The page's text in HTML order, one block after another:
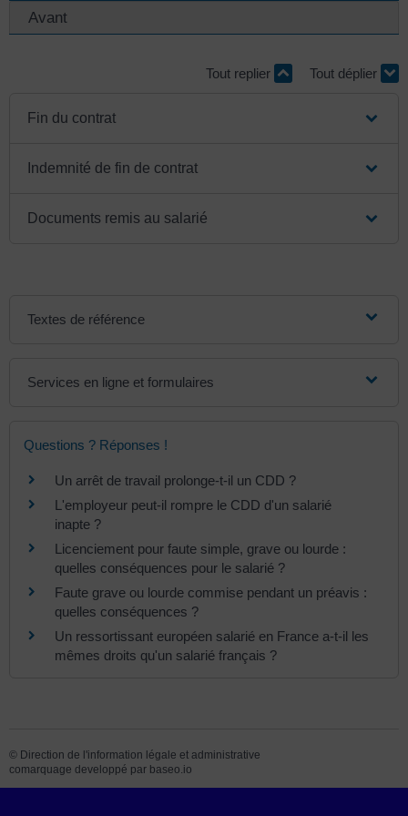
Avant
Tout replier Tout déplier
Fin du contrat
Indemnité de fin de contrat
Documents remis au salarié
Textes de référence
Services en ligne et formulaires
Questions ? Réponses !
Un arrêt de travail prolonge-t-il un CDD ?
L'employeur peut-il rompre le CDD d'un salarié
inapte ?
Licenciement pour faute simple, grave ou lourde :
quelles conséquences pour le salarié ?
Faute grave ou lourde commise pendant un préavis :
quelles conséquences ?
Un ressortissant européen salarié en France a-t-il les
mêmes droits qu'un salarié français ?
© Direction de l'information légale et administrative
comarquage developpé par baseo.io